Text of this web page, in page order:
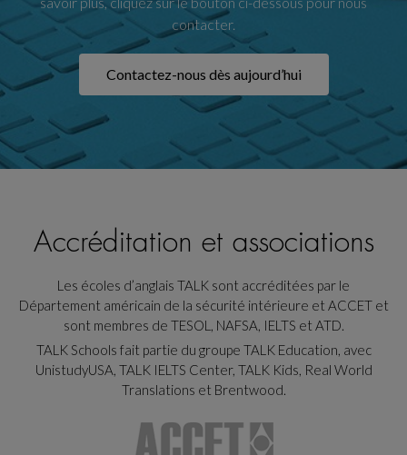
contacter.
Contactez-nous dès aujourd’hui
Accréditation et associations
Les écoles d’anglais TALK sont accréditées par le
Département américain de la sécurité intérieure et ACCET et
sont membres de TESOL, NAFSA, IELTS et ATD.
TALK Schools fait partie du groupe TALK Education, avec
UnistudyUSA, TALK IELTS Center, TALK Kids, Real World
Translations et Brentwood.